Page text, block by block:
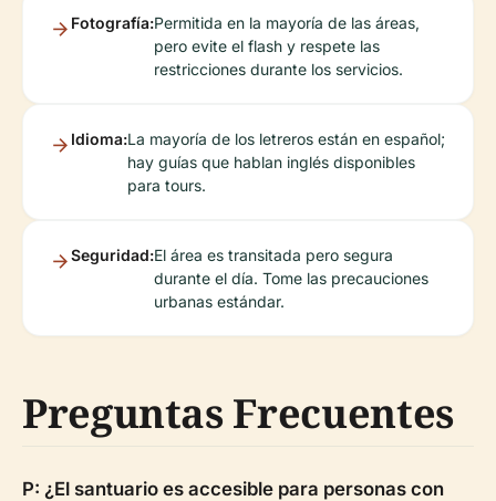
Fotografía:Permitida en la mayoría de las áreas,
pero evite el flash y respete las
restricciones durante los servicios.
Idioma:La mayoría de los letreros están en español;
hay guías que hablan inglés disponibles
para tours.
Seguridad:El área es transitada pero segura
durante el día. Tome las precauciones
urbanas estándar.
Preguntas Frecuentes
P: ¿El santuario es accesible para personas con